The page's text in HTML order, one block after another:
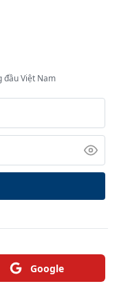
đầu Việt Nam
Google